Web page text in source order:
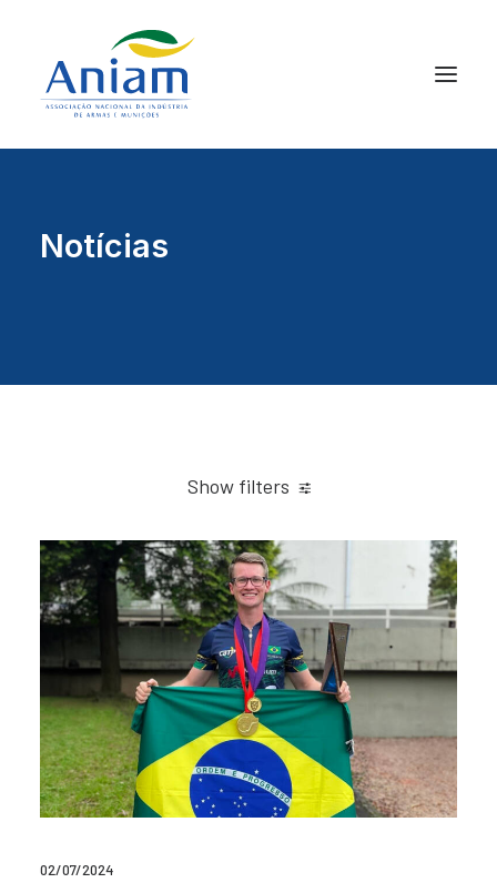
Notícias
Show filters
02/07/2024